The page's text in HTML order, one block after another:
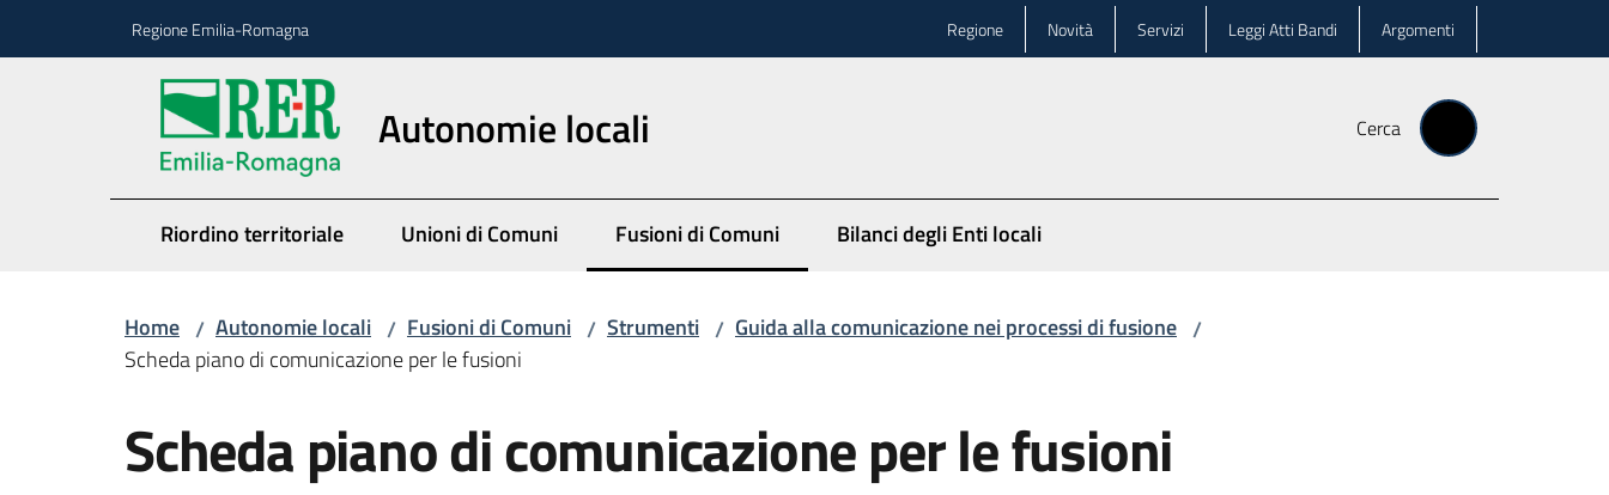
Regione Emilia-Romagna Regione Novità Servizi Leggi Atti Bandi Argomenti
Autonomie locali Cerca
Riordino territoriale Unioni di Comuni Fusioni di Comuni
Menu selezionato Bilanci degli Enti locali
Home / Autonomie locali / Fusioni di Comuni / Strumenti / Guida alla comunicazione nei processi di fusione /
Scheda piano di comunicazione per le fusioni
Scheda piano di comunicazione per le fusioni